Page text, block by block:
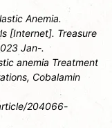
Anemia.
[Internet]. Treasure
Jan-.
anemia Treatment
Cobalamin
204066-